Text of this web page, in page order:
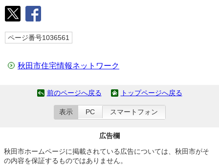
ページ番号1036561
秋田市住宅情報ネットワーク
前のページへ戻る トップページへ戻る
表示 PC スマートフォン
広告欄
秋田市ホームページに掲載されている広告については、秋田市がそ
の内容を保証するものではありません。